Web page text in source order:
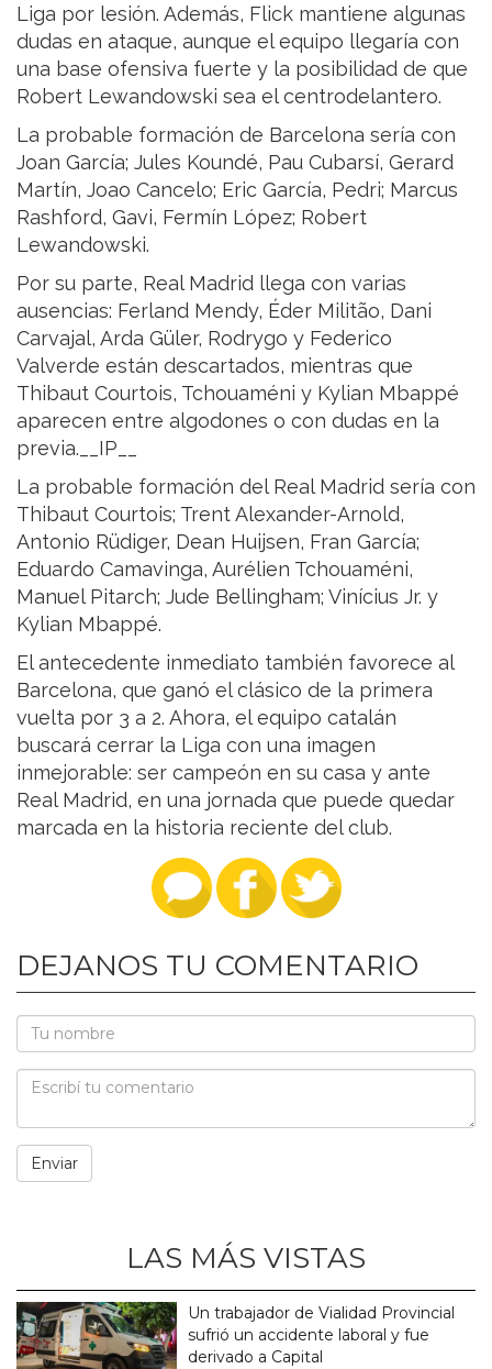
Liga por lesión. Además, Flick mantiene algunas
dudas en ataque, aunque el equipo llegaría con
una base ofensiva fuerte y la posibilidad de que
Robert Lewandowski sea el centrodelantero.
La probable formación de Barcelona sería con
Joan García; Jules Koundé, Pau Cubarsí, Gerard
Martín, Joao Cancelo; Eric García, Pedri; Marcus
Rashford, Gavi, Fermín López; Robert
Lewandowski.
Por su parte, Real Madrid llega con varias
ausencias: Ferland Mendy, Éder Militão, Dani
Carvajal, Arda Güler, Rodrygo y Federico
Valverde están descartados, mientras que
Thibaut Courtois, Tchouaméni y Kylian Mbappé
aparecen entre algodones o con dudas en la
previa.__IP__
La probable formación del Real Madrid sería con
Thibaut Courtois; Trent Alexander-Arnold,
Antonio Rüdiger, Dean Huijsen, Fran García;
Eduardo Camavinga, Aurélien Tchouaméni,
Manuel Pitarch; Jude Bellingham; Vinícius Jr. y
Kylian Mbappé.
El antecedente inmediato también favorece al
Barcelona, que ganó el clásico de la primera
vuelta por 3 a 2. Ahora, el equipo catalán
buscará cerrar la Liga con una imagen
inmejorable: ser campeón en su casa y ante
Real Madrid, en una jornada que puede quedar
marcada en la historia reciente del club.
DEJANOS TU COMENTARIO
LAS MÁS VISTAS
Un trabajador de Vialidad Provincial
sufrió un accidente laboral y fue
derivado a Capital